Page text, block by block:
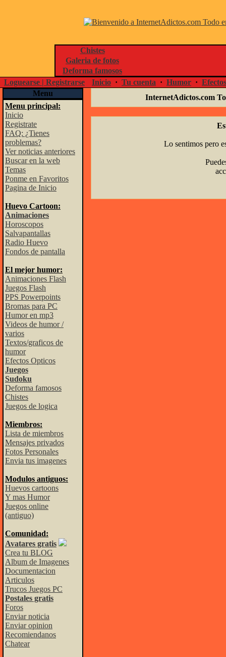
Chistes
Galeria de fotos
Deforma famosos
Loguearse | Registrarse
Inicio · Tu cuenta · Humor ·
Menu
Menu principal:
Inicio
Registrate
FAQ: ¿Tienes
problemas?
Ver noticias anteriores
Buscar en la web
Temas
Ponme en Favoritos
Pagina de Inicio
Huevo Cartoon:
Animaciones
Horoscopos
Salvapantallas
Radio Huevo
Fondos de pantalla
El mejor humor:
Animaciones Flash
Juegos Flash
PPS Powerpoints
Bromas para PC
Humor en mp3
Videos de humor /
varios
Textos/graficos de
humor
Efectos Opticos
Juegos
Sudoku
Deforma famosos
Chistes
Juegos de logica
Miembros:
Lista de miembros
Mensajes privados
Fotos Personales
Envia tus imagenes
Modulos antiguos:
Huevos cartoons
Y mas Humor
Juegos online
(antiguo)
Comunidad:
Avatares gratis
Crea tu BLOG
Album de Imagenes
Documentacion
Articulos
Trucos Juegos PC
Postales gratis
Foros
Enviar noticia
Enviar opinion
Recomiendanos
Chatear
InternetAdictos.com
Lo sentimos pero